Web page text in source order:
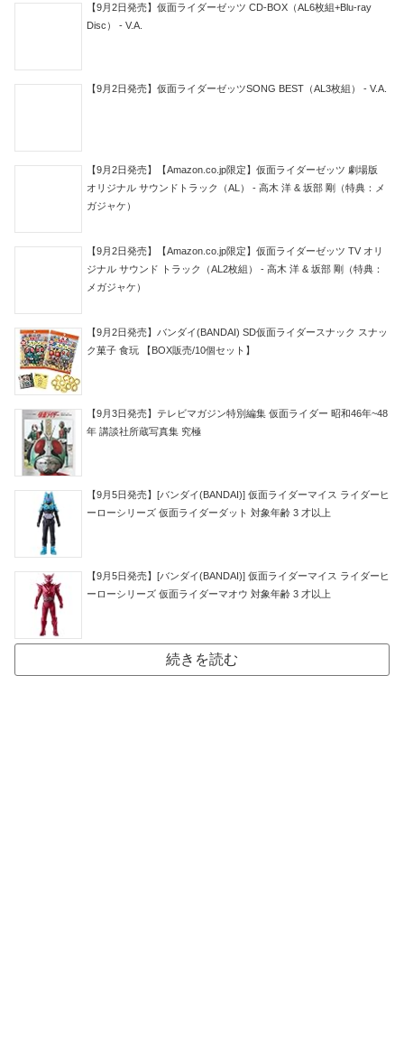
【9月2日発売】仮面ライダーゼッツ CD-BOX（AL6枚組+Blu-ray
Disc） - V.A.
【9月2日発売】仮面ライダーゼッツSONG BEST（AL3枚組） - V.A.
【9月2日発売】【Amazon.co.jp限定】仮面ライダーゼッツ 劇場版
オリジナル サウンドトラック（AL） - 高木 洋 & 坂部 剛（特典：メ
ガジャケ）
【9月2日発売】【Amazon.co.jp限定】仮面ライダーゼッツ TV オリ
ジナル サウンド トラック（AL2枚組） - 高木 洋 & 坂部 剛（特典：
メガジャケ）
【9月2日発売】バンダイ(BANDAI) SD仮面ライダースナック スナッ
ク菓子 食玩 【BOX販売/10個セット】
【9月3日発売】テレビマガジン特別編集 仮面ライダー 昭和46年~48
年 講談社所蔵写真集 究極
【9月5日発売】[バンダイ(BANDAI)] 仮面ライダーマイス ライダーヒ
ーローシリーズ 仮面ライダーダット 対象年齢 3 才以上
【9月5日発売】[バンダイ(BANDAI)] 仮面ライダーマイス ライダーヒ
ーローシリーズ 仮面ライダーマオウ 対象年齢 3 才以上
続きを読む